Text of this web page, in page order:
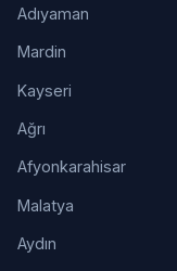
Adıyaman
Mardin
Kayseri
Ağrı
Afyonkarahisar
Malatya
Aydın